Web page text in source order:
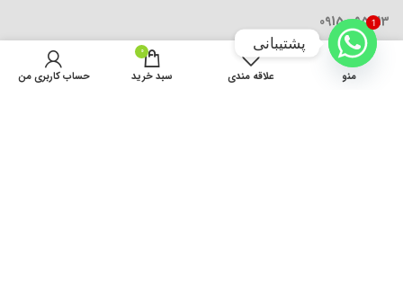
09150095313
منو علاقه مندی
0
سبد خرید حساب کاربری من
1
پشتیبانی